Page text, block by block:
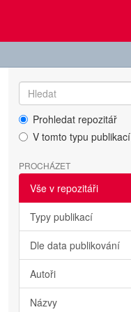
Prohledat repozitář
V tomto typu publikací
PROCHÁZET
Vše v repozitáři
Typy publikací
Dle data publikování
Autoři
Názvy